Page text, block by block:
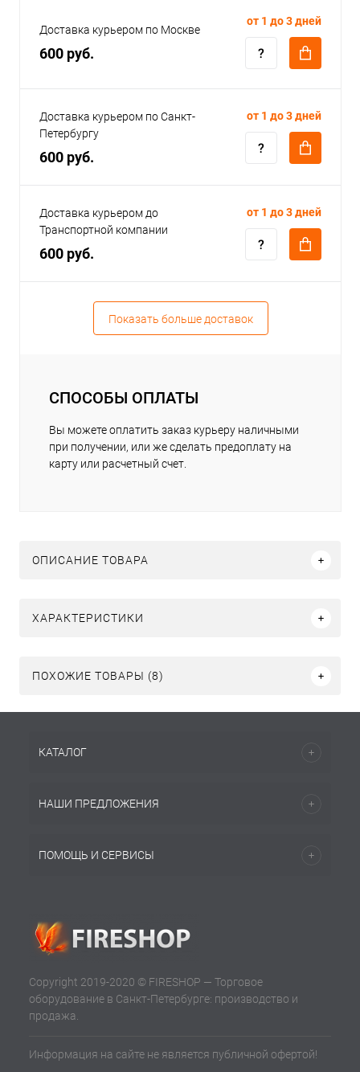
Доставка курьером по Москве
600 руб.
от 1 до 3 дней
Доставка курьером по Санкт-
Петербургу
600 руб.
от 1 до 3 дней
Доставка курьером до
Транспортной компании
600 руб.
от 1 до 3 дней
Показать больше доставок
СПОСОБЫ ОПЛАТЫ
Вы можете оплатить заказ курьеру наличными
при получении, или же сделать предоплату на
карту или расчетный счет.
ОПИСАНИЕ ТОВАРА
ХАРАКТЕРИСТИКИ
ПОХОЖИЕ ТОВАРЫ (8)
КАТАЛОГ
НАШИ ПРЕДЛОЖЕНИЯ
ПОМОЩЬ И СЕРВИСЫ
Copyright 2019-2020 © FIRESHOP — Торговое
оборудование в Санкт-Петербурге: производство и
продажа.
Информация на сайте не является публичной офертой!